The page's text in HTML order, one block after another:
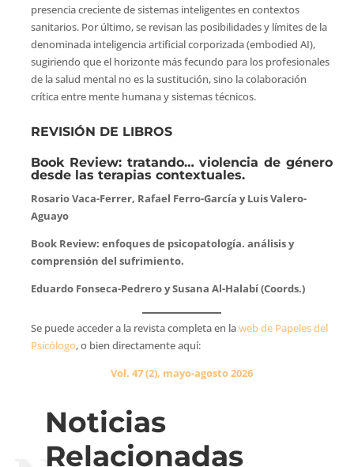
presencia creciente de sistemas inteligentes en contextos
sanitarios. Por último, se revisan las posibilidades y límites de la
denominada inteligencia artificial corporizada (embodied AI),
sugiriendo que el horizonte más fecundo para los profesionales
de la salud mental no es la sustitución, sino la colaboración
crítica entre mente humana y sistemas técnicos.
REVISIÓN DE LIBROS
Book Review: tratando… violencia de género
desde las terapias contextuales.
Rosario Vaca-Ferrer, Rafael Ferro-García y Luis Valero-
Aguayo
Book Review: enfoques de psicopatología. análisis y
comprensión del sufrimiento.
Eduardo Fonseca-Pedrero y Susana Al-Halabí (Coords.)
Se puede acceder a la revista completa en laweb de Papeles del
Psicólogo, o bien directamente aquí:
Vol. 47 (2), mayo-agosto 2026
Noticias
Relacionadas